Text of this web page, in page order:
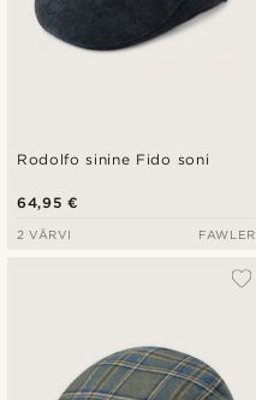
Rodolfo sinine Fido soni
64,95 €
2 VÄRVI FAWLER